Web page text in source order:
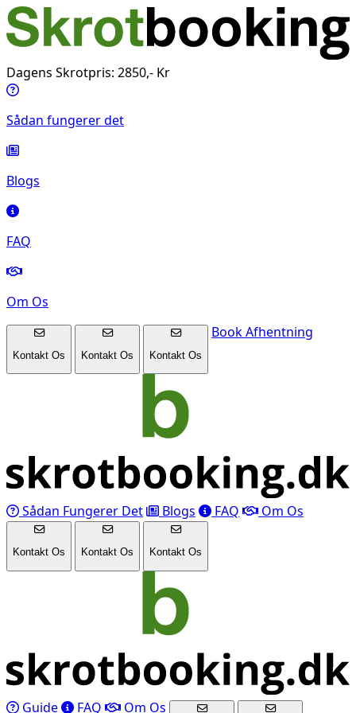
Dagens Skrotpris: 2850,- Kr
Sådan fungerer det
Blogs
FAQ
Om Os
Kontakt Os Kontakt Os Kontakt Os
Book Afhentning
Sådan Fungerer Det Blogs FAQ Om Os
Kontakt Os Kontakt Os Kontakt Os
Guide FAQ Om Os